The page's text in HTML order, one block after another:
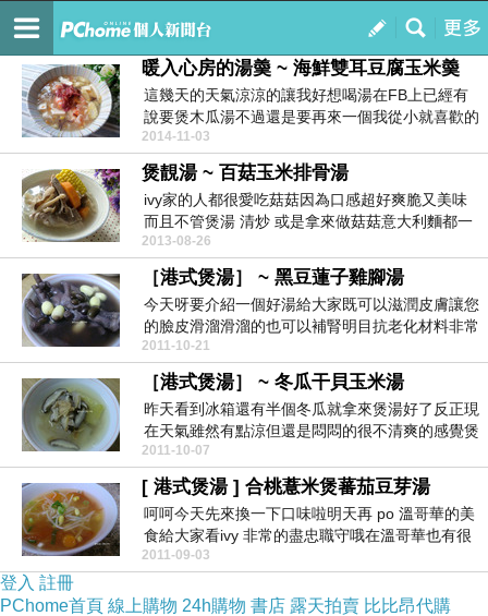
我的
訂閱
Ivy's Kitchen
暖入心房的湯羮 ~ 海鮮雙耳豆腐玉米羮
這幾天的天氣涼涼的讓我好想喝湯在FB上已經有
說要煲木瓜湯不過還是要再來一個我從小就喜歡的
湯羮玉米湯不...
2014-11-03
煲靚湯 ~ 百菇玉米排骨湯
ivy家的人都很愛吃菇菇因為口感超好爽脆又美味
而且不管煲湯 清炒 或是拿來做菇菇意大利麵都一
樣的好吃...
2013-08-26
［港式煲湯］ ~ 黑豆蓮子雞腳湯
今天呀要介紹一個好湯給大家既可以滋潤皮膚讓您
的臉皮滑溜滑溜的也可以補腎明目抗老化材料非常
簡單黑豆 一...
2011-10-21
［港式煲湯］ ~ 冬瓜干貝玉米湯
昨天看到冰箱還有半個冬瓜就拿來煲湯好了反正現
在天氣雖然有點涼但還是悶悶的很不清爽的感覺煲
個冬瓜湯來清...
2011-10-07
[ 港式煲湯 ] 合桃薏米煲蕃茄豆芽湯
呵呵今天先來換一下口味啦明天再 po 溫哥華的美
食給大家看ivy 非常的盡忠職守哦在溫哥華也有很
努力...
2011-09-03
登入 註冊
PChome首頁 線上購物 24h購物 書店 露天拍賣 比比昂代購